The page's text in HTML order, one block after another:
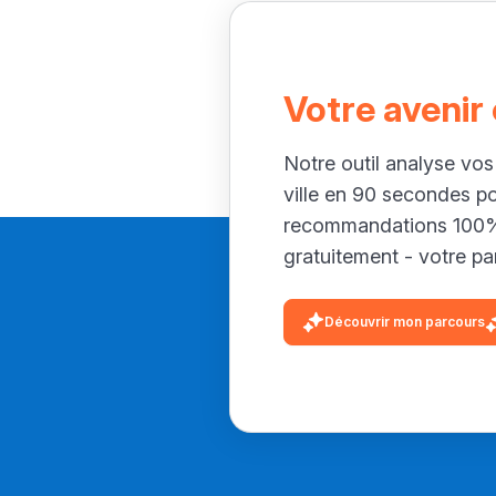
Votre avenir
Notre outil analyse
ville en 90 secondes
recommandations
gratuitement - votre
Découvrir mon parcours